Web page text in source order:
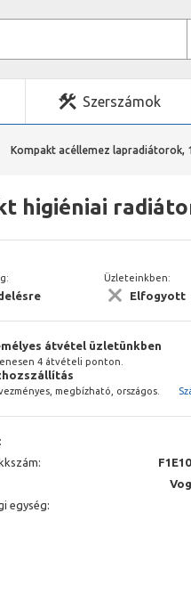
Szerszámok
Kompakt acéllemez lapradiátorok,
higiéniai
Üzleteinkben:
Elfogyott
átvétel üzletünkben
4 átvételi ponton.
megbízható, országos.
egység: